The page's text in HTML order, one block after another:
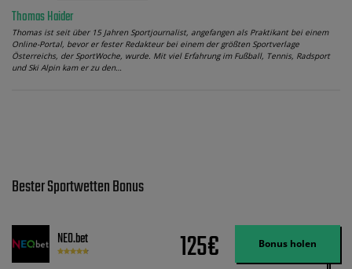
Thomas Haider
Thomas ist seit über 15 Jahren Sportjournalist, angefangen als Praktikant bei einem
Online-Portal, bevor er fester Redakteur bei einem der größten Sportverlage
Österreichs, der SportWoche, wurde. Mit viel Erfahrung im Fußball, Tennis, Radsport
und Ski Alpin kam er zu den…
Bester Sportwetten Bonus
NEO.bet 125€ Bonus holen